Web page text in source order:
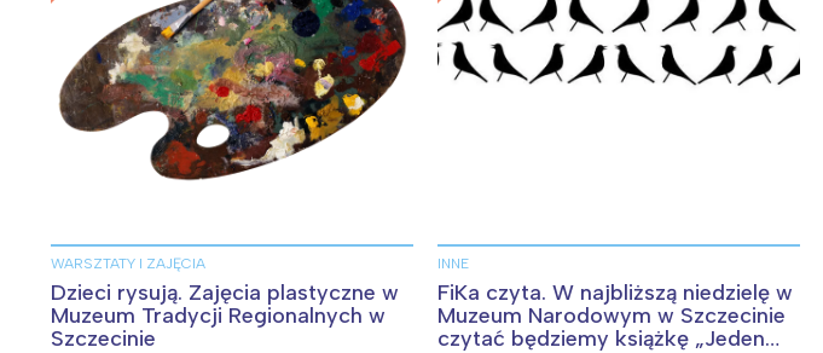
WARSZTATY I ZAJĘCIA
Dzieci rysują. Zajęcia plastyczne w
Muzeum Tradycji Regionalnych w
Szczecinie
INNE
FiKa czyta. W najbliższą niedzielę w
Muzeum Narodowym w Szczecinie
czytać będziemy książkę „Jeden